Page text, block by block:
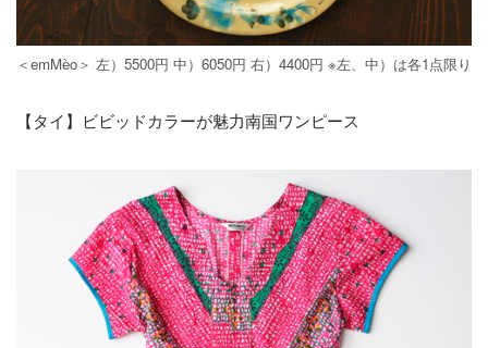
＜emMèo＞ 左）5500円 中）6050円 右）4400円 ※左、中）は各1点限り
【タイ】ビビッドカラーが魅力南国ワンピース